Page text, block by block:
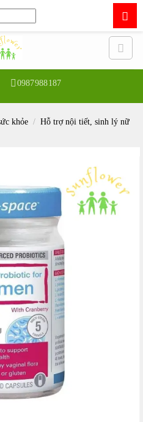
0987988187
khỏe / Hỗ trợ nội tiết, sinh lý nữ